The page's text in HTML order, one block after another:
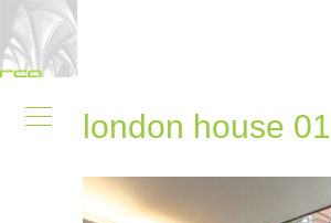
london house 01